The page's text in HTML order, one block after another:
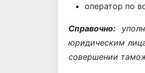
оператор по
Справочно:
юридическим
совершении